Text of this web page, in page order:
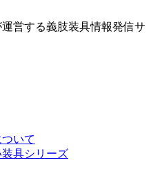
営する義肢装具情報発信サ
いて
具シリーズ